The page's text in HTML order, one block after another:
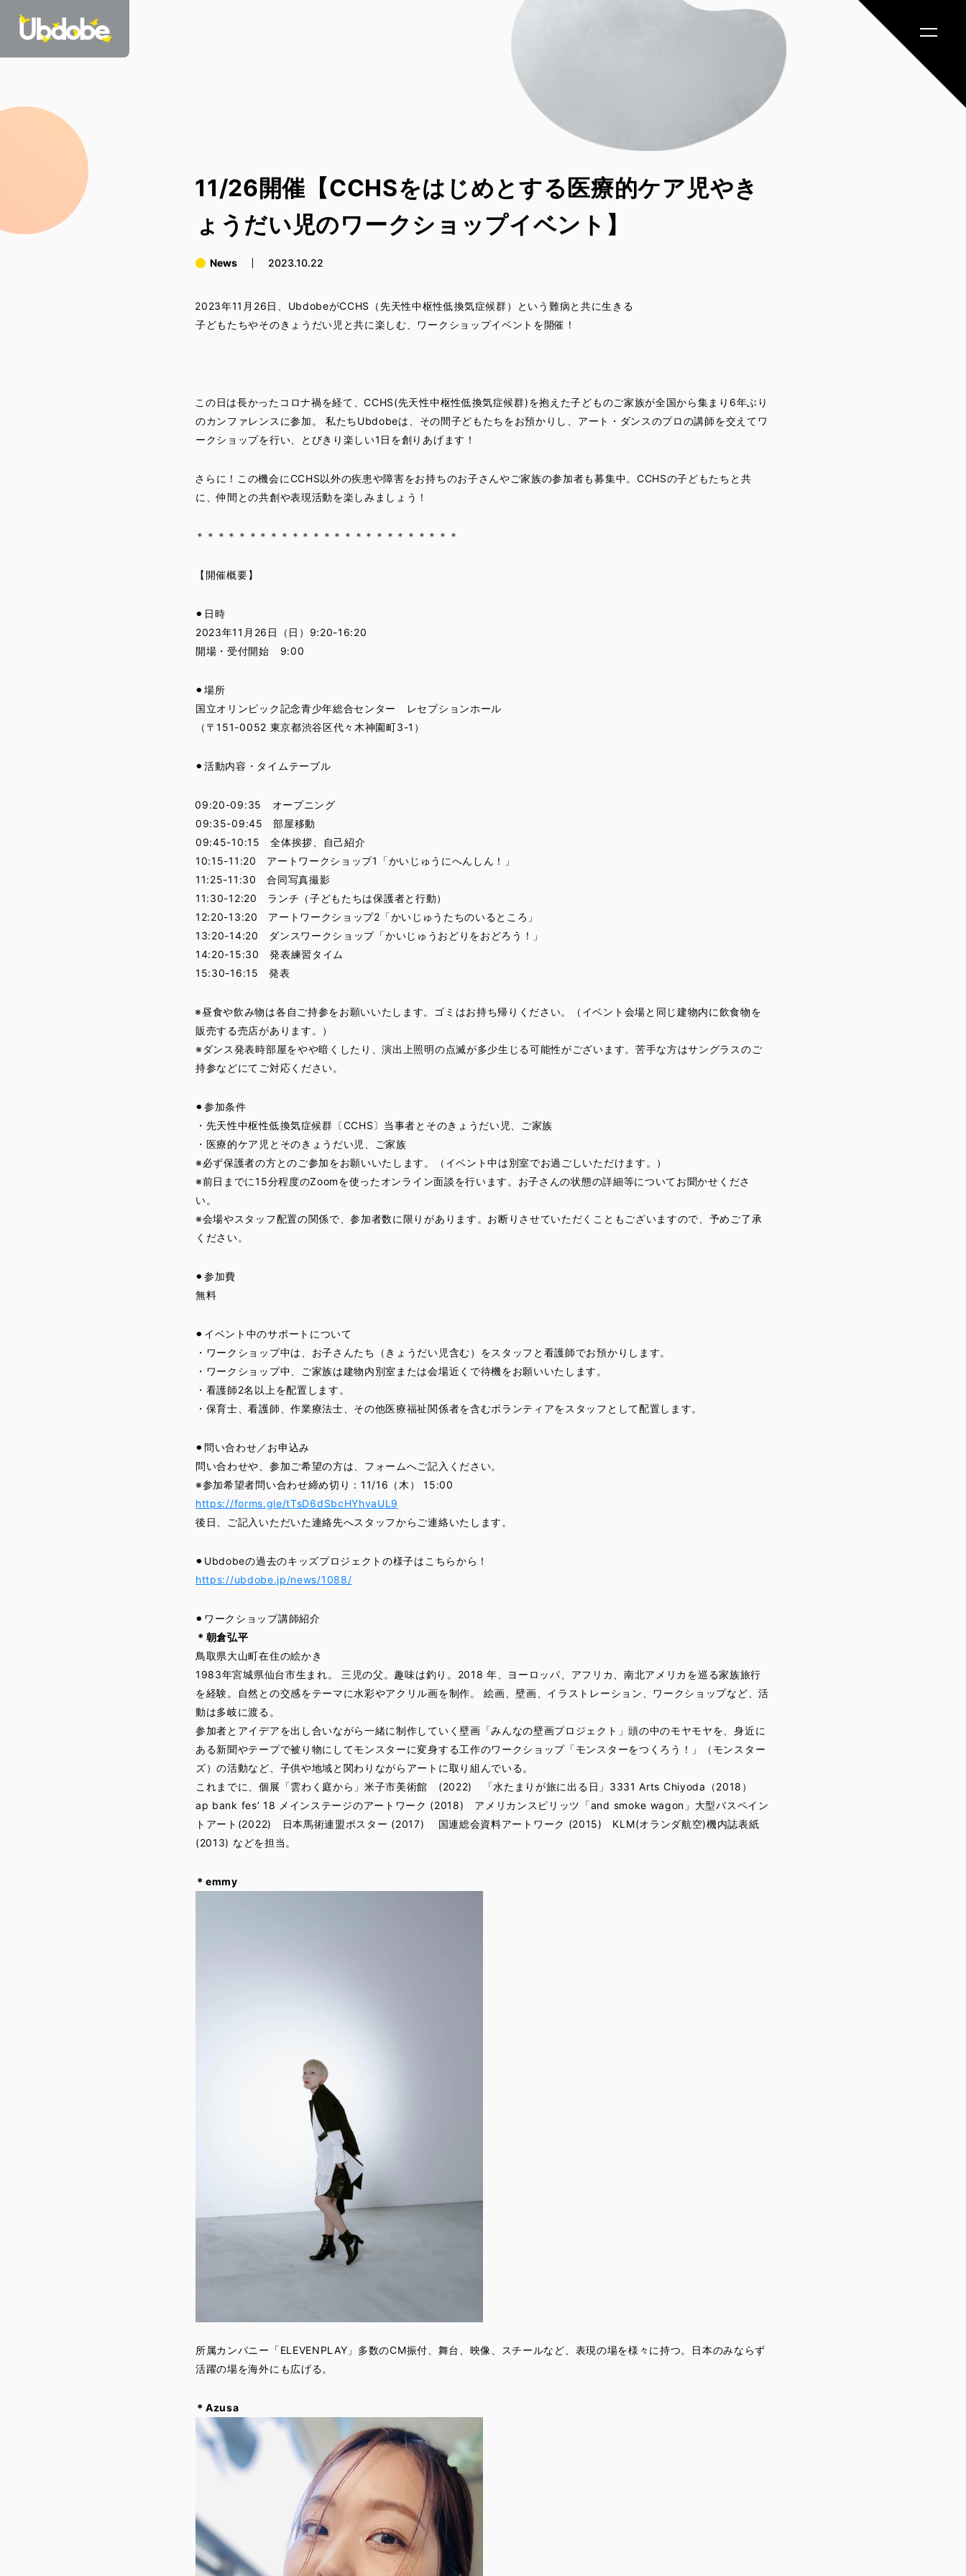
11/26開催【CCHSをはじめとする医療的ケア児やき
ょうだい児のワークショップイベント】
News 2023.10.22
2023年11月26日、UbdobeがCCHS（先天性中枢性低換気症候群）という難病と共に生きる
子どもたちやそのきょうだい児と共に楽しむ、ワークショップイベントを開催！
この日は長かったコロナ禍を経て、CCHS(先天性中枢性低換気症候群)を抱えた子どものご家族が全国から集まり6年ぶり
のカンファレンスに参加。 私たちUbdobeは、その間子どもたちをお預かりし、アート・ダンスのプロの講師を交えてワ
ークショップを行い、とびきり楽しい1日を創りあげます！
さらに！この機会にCCHS以外の疾患や障害をお持ちのお子さんやご家族の参加者も募集中。CCHSの子どもたちと共
に、仲間との共創や表現活動を楽しみましょう！
＊＊＊＊＊＊＊＊＊＊＊＊＊＊＊＊＊＊＊＊＊＊＊＊＊
【開催概要】
⚫︎日時
2023年11月26日（日）9:20-16:20
開場・受付開始 9:00
⚫︎場所
国立オリンピック記念青少年総合センター レセプションホール
（〒151-0052 東京都渋谷区代々木神園町3-1）
⚫︎活動内容・タイムテーブル
09:20-09:35 オープニング
09:35-09:45 部屋移動
09:45-10:15 全体挨拶、自己紹介
10:15-11:20 アートワークショップ1「かいじゅうにへんしん！」
11:25-11:30 合同写真撮影
11:30-12:20 ランチ（子どもたちは保護者と行動）
12:20-13:20 アートワークショップ2「かいじゅうたちのいるところ」
13:20-14:20 ダンスワークショップ「かいじゅうおどりをおどろう！」
14:20-15:30 発表練習タイム
15:30-16:15 発表
※昼食や飲み物は各自ご持参をお願いいたします。ゴミはお持ち帰りください。（イベント会場と同じ建物内に飲食物を
販売する売店があります。）
※ダンス発表時部屋をやや暗くしたり、演出上照明の点滅が多少生じる可能性がございます。苦手な方はサングラスのご
持参などにてご対応ください。
⚫︎参加条件
・先天性中枢性低換気症候群〔CCHS〕当事者とそのきょうだい児、ご家族
・医療的ケア児とそのきょうだい児、ご家族
※必ず保護者の方とのご参加をお願いいたします。（イベント中は別室でお過ごしいただけます。）
※前日までに15分程度のZoomを使ったオンライン面談を行います。お子さんの状態の詳細等についてお聞かせくださ
い。
※会場やスタッフ配置の関係で、参加者数に限りがあります。お断りさせていただくこともございますので、予めご了承
ください。
⚫︎参加費
無料
⚫︎イベント中のサポートについて
・ワークショップ中は、お子さんたち（きょうだい児含む）をスタッフと看護師でお預かりします。
・ワークショップ中、ご家族は建物内別室または会場近くで待機をお願いいたします。
・看護師2名以上を配置します。
・保育士、看護師、作業療法士、その他医療福祉関係者を含むボランティアをスタッフとして配置します。
⚫︎問い合わせ／お申込み
問い合わせや、参加ご希望の方は、フォームへご記入ください。
※参加希望者問い合わせ締め切り：11/16（木） 15:00
https://forms.gle/tTsD6dSbcHYhvaUL9
後日、ご記入いただいた連絡先へスタッフからご連絡いたします。
⚫︎Ubdobeの過去のキッズプロジェクトの様子はこちらから！
https://ubdobe.jp/news/1088/
⚫︎ワークショップ講師紹介
＊朝倉弘平
鳥取県大山町在住の絵かき
1983年宮城県仙台市生まれ。 三児の父。趣味は釣り。2018 年、ヨーロッパ、アフリカ、南北アメリカを巡る家族旅行
を経験。自然との交感をテーマに水彩やアクリル画を制作。 絵画、壁画、イラストレーション、ワークショップなど、活
動は多岐に渡る。
参加者とアイデアを出し合いながら一緒に制作していく壁画「みんなの壁画プロジェクト」頭の中のモヤモヤを、身近に
ある新聞やテープで被り物にしてモンスターに変身する工作のワークショップ「モンスターをつくろう！」（モンスター
ズ）の活動など、子供や地域と関わりながらアートに取り組んでいる。
これまでに、個展「雲わく庭から」米子市美術館 (2022) 「水たまりが旅に出る日」3331 Arts Chiyoda（2018）
ap bank fes’ 18 メインステージのアートワーク (2018) アメリカンスピリッツ「and smoke wagon」大型バスペイン
トアート(2022) 日本馬術連盟ポスター (2017) 国連総会資料アートワーク (2015) KLM(オランダ航空)機内誌表紙
(2013) などを担当。
＊emmy
所属カンパニー「ELEVENPLAY」多数のCM振付、舞台、映像、スチールなど、表現の場を様々に持つ。日本のみならず
活躍の場を海外にも広げる。
＊Azusa
English Site